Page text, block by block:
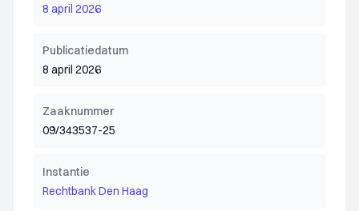
8 april 2026
Publicatiedatum
8 april 2026
Zaaknummer
09/343537-25
Instantie
Rechtbank Den Haag